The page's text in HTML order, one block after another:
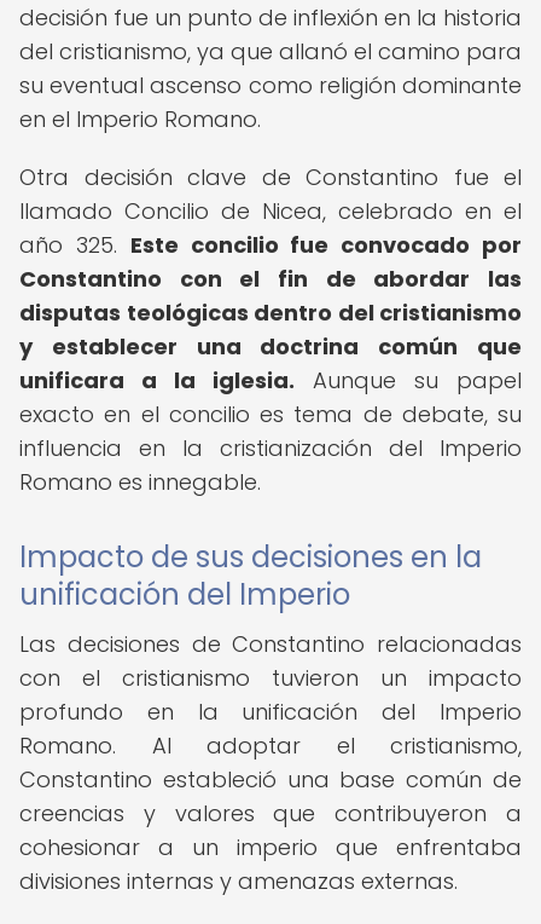
decisión fue un punto de inflexión en la historia
del cristianismo, ya que allanó el camino para
su eventual ascenso como religión dominante
en el Imperio Romano.
Otra decisión clave de Constantino fue el
llamado Concilio de Nicea, celebrado en el
año 325. Este concilio fue convocado por
Constantino con el fin de abordar las
disputas teológicas dentro del cristianismo
y establecer una doctrina común que
unificara a la iglesia. Aunque su papel
exacto en el concilio es tema de debate, su
influencia en la cristianización del Imperio
Romano es innegable.
Impacto de sus decisiones en la
unificación del Imperio
Las decisiones de Constantino relacionadas
con el cristianismo tuvieron un impacto
profundo en la unificación del Imperio
Romano. Al adoptar el cristianismo,
Constantino estableció una base común de
creencias y valores que contribuyeron a
cohesionar a un imperio que enfrentaba
divisiones internas y amenazas externas.